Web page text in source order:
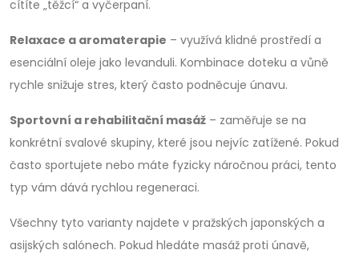
cítíte „těžcí“ a vyčerpaní.
Relaxace a aromaterapie – využívá klidné prostředí a
esenciální oleje jako levanduli. Kombinace doteku a vůně
rychle snižuje stres, který často podněcuje únavu.
Sportovní a rehabilitační masáž – zaměřuje se na
konkrétní svalové skupiny, které jsou nejvíc zatížené. Pokud
často sportujete nebo máte fyzicky náročnou práci, tento
typ vám dává rychlou regeneraci.
Všechny tyto varianty najdete v pražských japonských a
asijských salónech. Pokud hledáte masáž proti únavě,